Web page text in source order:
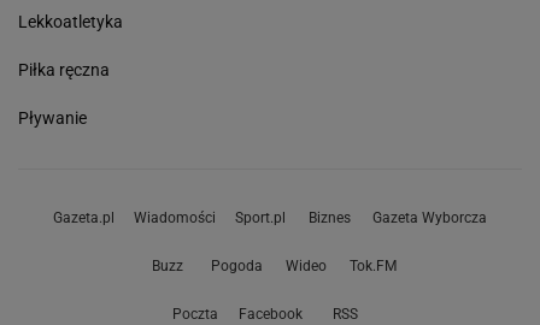
Lekkoatletyka
Piłka ręczna
Pływanie
Gazeta.pl Wiadomości Sport.pl Biznes Gazeta Wyborcza
Buzz Pogoda Wideo Tok.FM
Poczta Facebook RSS